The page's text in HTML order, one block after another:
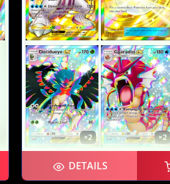
×2 ×2
DETAILS